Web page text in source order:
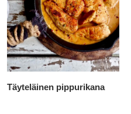
Täyteläinen pippurikana